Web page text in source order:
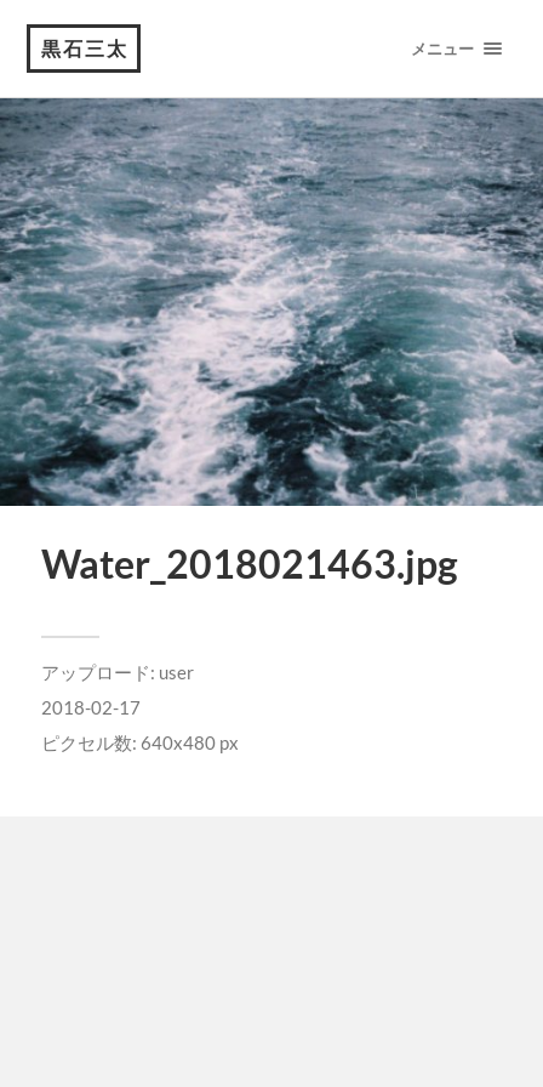
黒石三太 メニュー
Water_2018021463.jpg
アップロード: user
2018-02-17
ピクセル数: 640x480 px